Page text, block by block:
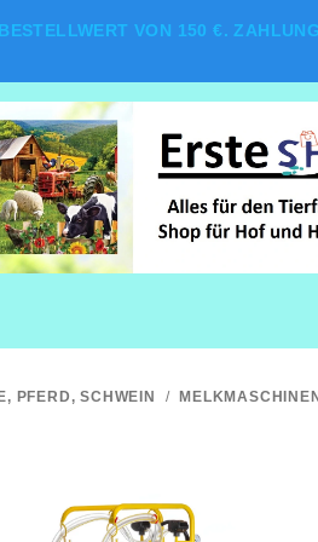
VON 150 €.
PFERD, SCHWEIN / MELKMASCHINEN